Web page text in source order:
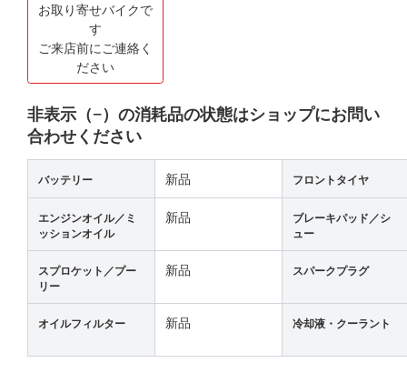
お取り寄せバイクで
す
ご来店前にご連絡く
ださい
非表示（−）の消耗品の状態はショップにお問い
合わせください
バッテリー 新品 フロントタイヤ
エンジンオイル／ミ
ッションオイル
新品
ブレーキパッド／シ
ュー
スプロケット／プー
リー
新品 スパークプラグ
オイルフィルター 新品 冷却液・クーラント